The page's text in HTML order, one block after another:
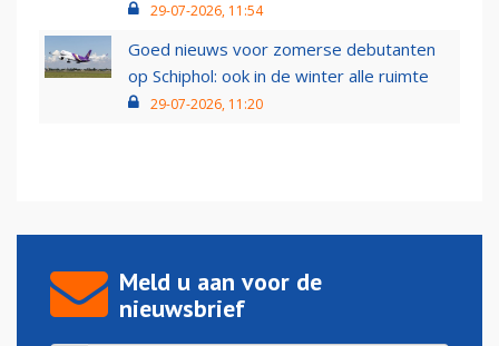
29-07-2026, 11:54
Goed nieuws voor zomerse debutanten
op Schiphol: ook in de winter alle ruimte
29-07-2026, 11:20
Meld u aan voor de
nieuwsbrief